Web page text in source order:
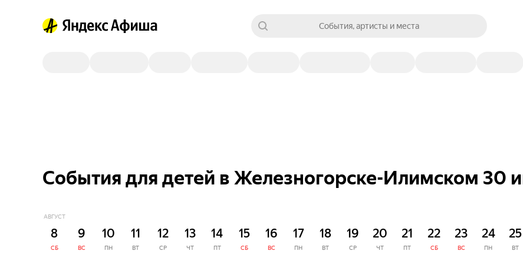
События, артисты и места
События для детей в Железногорске-Илимском 30
АВГУСТ
8
СБ
9
ВС
10
ПН
11
ВТ
12
СР
13
ЧТ
14
ПТ
15
СБ
16
ВС
17
ПН
18
ВТ
19
СР
20
ЧТ
21
ПТ
22
СБ
23
ВС
24
ПН
25
ВТ